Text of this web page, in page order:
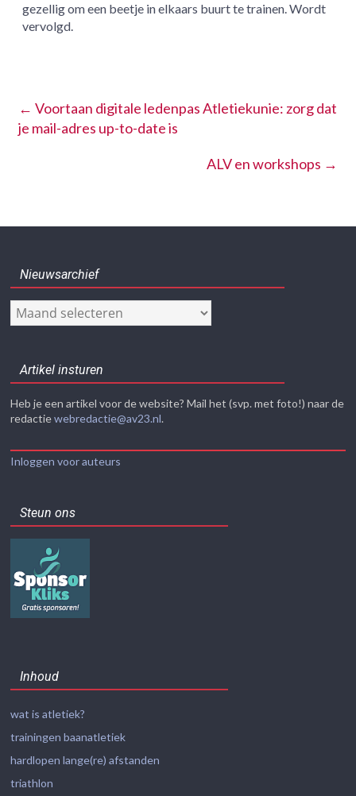
gezellig om een beetje in elkaars buurt te trainen. Wordt
vervolgd.
← Voortaan digitale ledenpas Atletiekunie: zorg dat
je mail-adres up-to-date is
ALV en workshops →
Nieuwsarchief
Nieuwsarchief
Artikel insturen
Heb je een artikel voor de website? Mail het (svp. met foto!) naar de
redactiewebredactie@av23.nl.
Inloggen voor auteurs
Steun ons
Inhoud
wat is atletiek?
trainingen baanatletiek
hardlopen lange(re) afstanden
triathlon